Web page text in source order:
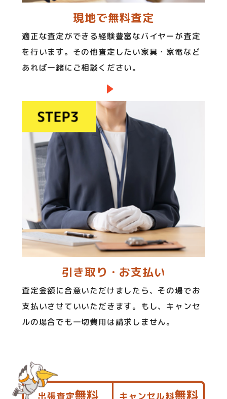
現地で無料査定
適正な査定ができる経験豊富なバイヤーが査定
を行います。その他査定したい家具・家電など
あれば一緒にご相談ください。
引き取り・お支払い
査定金額に合意いただけましたら、その場でお
支払いさせていいただきます。もし、キャンセ
ルの場合でも一切費用は請求しません。
出張査定無料 キャンセル料無料